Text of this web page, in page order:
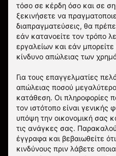
τόσο σε κέρδη όσο και σε
ξεκινήσετε να
διαπραγματεύσεις, θα
εάν κατανοείτε τον τρόπο
εργαλείων και εάν
κίνδυνο απώλειας των
Για τους επαγγελματίες
απώλειας ποσού
κατάθεση. Οι πληροφορίες
τον ιστότοπο είναι
υπόψη την οικονομική σας
τις ανάγκες σας.
έγγραφα και βεβαιωθείτε
κινδύνους πριν λάβετε